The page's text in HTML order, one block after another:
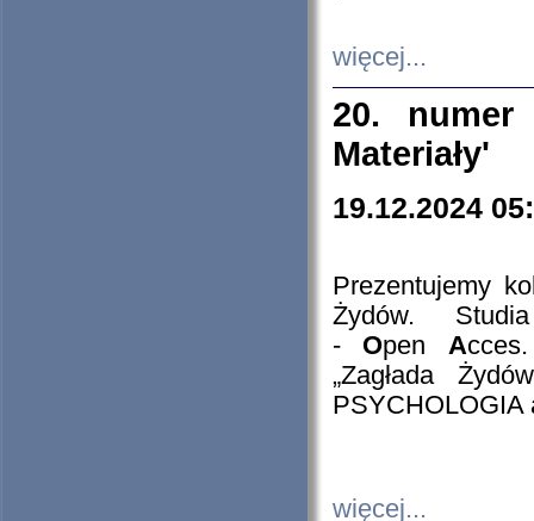
więcej...
20. numer
Materiały'
19.12.2024
Prezentujemy
Żydów.
- Open A
„Zagłada
PSYCHOLOGIA
więcej...